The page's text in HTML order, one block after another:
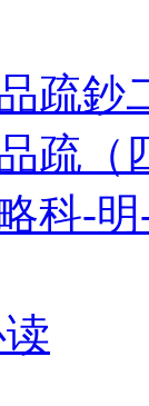
疏鈔
疏（
科-